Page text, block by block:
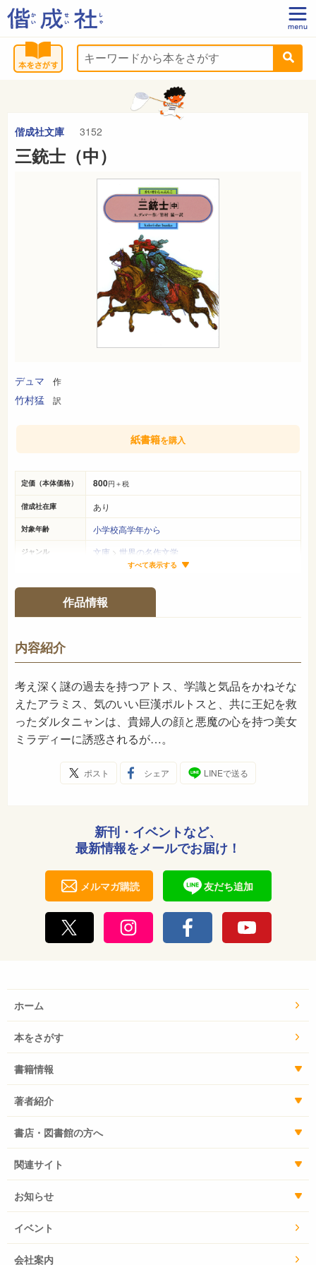
偕成社文庫 3152
三銃士（中）
デュマ 作
竹村猛 訳
定価（本体価格） 800円＋税
偕成社在庫 あり
対象年齢 小学校高学年から
ジャンル 文庫 > 世界の名作文学
-ページ
ISBN 978-4-03-651520-2
NDC
発売日 1987年12月
すべて表示する
紙書籍を購入
作品情報
内容紹介
考え深く謎の過去を持つアトス、学識と気品をかねそな
えたアラミス、気のいい巨漢ポルトスと、共に王妃を救
ったダルタニャンは、貴婦人の顔と悪魔の心を持つ美女
ミラディーに誘惑されるが…。
ポスト シェア LINEで送る
新刊・イベントなど、
最新情報をメールでお届け！
メルマガ購読 友だち追加
ホーム
本をさがす
書籍情報
著者紹介
書店・図書館の方へ
関連サイト
お知らせ
イベント
会社案内